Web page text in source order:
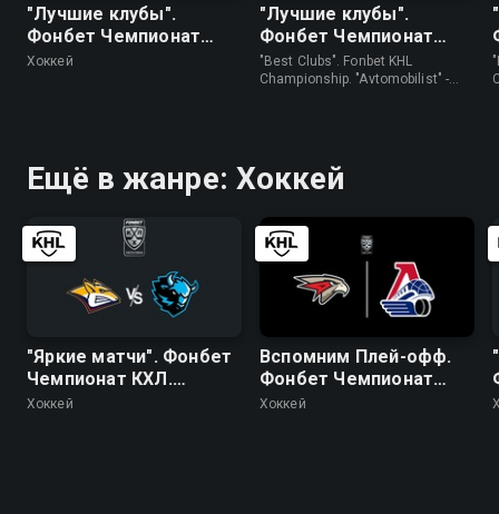
"Лучшие клубы".
Фонбет Чемпионат
КХЛ. "Авангард" - ЦСКА
Хоккей
"Лучшие клубы".
Фонбет Чемпионат
КХЛ. "Автомобилист" -
"Трактор"
"Best Clubs". Fonbet KHL
Championship. "Avtomobilist" -
Ещё в жанре: Хоккей
"Яркие матчи". Фонбет
Чемпионат КХЛ.
"Металлург" (Мг) -
Хоккей
Вспомним Плей-офф.
Фонбет Чемпионат
КХЛ. Плей-офф. 1/2
Хоккей